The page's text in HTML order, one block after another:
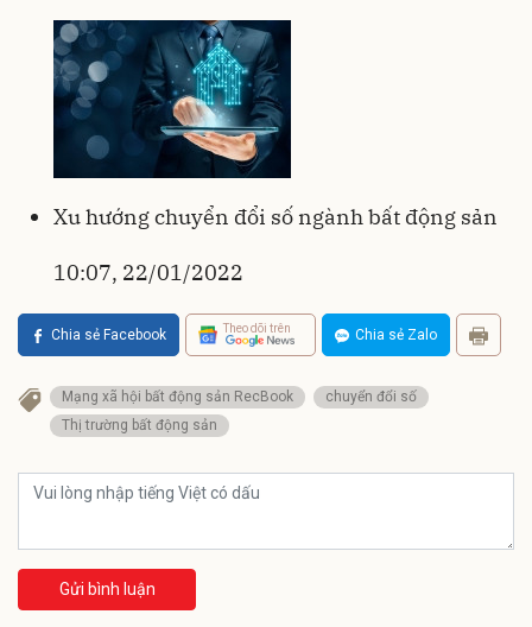
Xu hướng chuyển đổi số ngành bất động sản
10:07, 22/01/2022
Chia sẻ Facebook Theo dõi trên Chia sẻ Zalo
Mạng xã hội bất động sản RecBook
chuyển đổi số
Thị trường bất động sản
Gửi bình luận